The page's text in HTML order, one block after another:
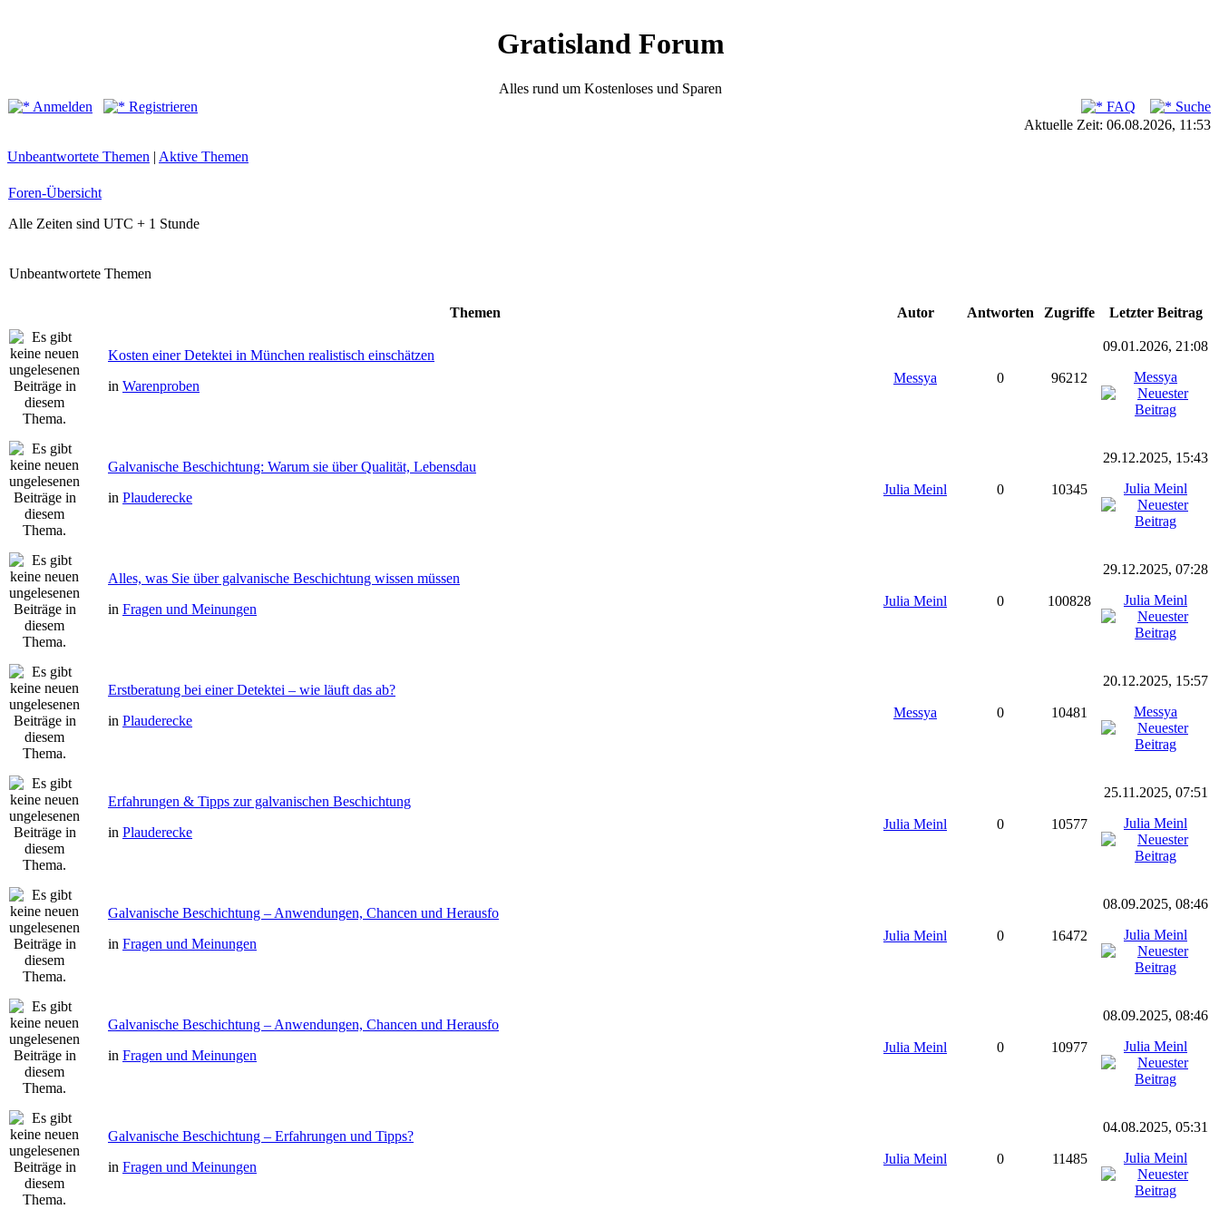
Gratisland Forum
Alles rund um Kostenloses und Sparen
Anmelden
Registrieren FAQ
Suche
Aktuelle Zeit: 06.08.2026, 11:53
Unbeantwortete Themen | Aktive Themen
Foren-Übersicht
Alle Zeiten sind UTC + 1 Stunde
Unbeantwortete Themen
Themen Autor Antworten Zugriffe Letzter Beitrag
Kosten einer Detektei in München realistisch einschätzen
in Warenproben
Messya 0 96212
09.01.2026, 21:08
Messya
Galvanische Beschichtung: Warum sie über Qualität, Lebensdau
in Plauderecke
Julia Meinl 0 10345
29.12.2025, 15:43
Julia Meinl
Alles, was Sie über galvanische Beschichtung wissen müssen
in Fragen und Meinungen
Julia Meinl 0 100828
29.12.2025, 07:28
Julia Meinl
Erstberatung bei einer Detektei – wie läuft das ab?
in Plauderecke
Messya 0 10481
20.12.2025, 15:57
Messya
Erfahrungen & Tipps zur galvanischen Beschichtung
in Plauderecke
Julia Meinl 0 10577
25.11.2025, 07:51
Julia Meinl
Galvanische Beschichtung – Anwendungen, Chancen und Herausfo
in Fragen und Meinungen
Julia Meinl 0 16472
08.09.2025, 08:46
Julia Meinl
Galvanische Beschichtung – Anwendungen, Chancen und Herausfo
in Fragen und Meinungen
Julia Meinl 0 10977
08.09.2025, 08:46
Julia Meinl
Galvanische Beschichtung – Erfahrungen und Tipps?
in Fragen und Meinungen
Julia Meinl 0 11485
04.08.2025, 05:31
Julia Meinl